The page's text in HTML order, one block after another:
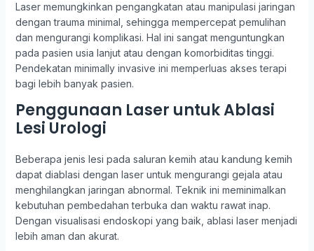
Laser memungkinkan pengangkatan atau manipulasi jaringan
dengan trauma minimal, sehingga mempercepat pemulihan
dan mengurangi komplikasi. Hal ini sangat menguntungkan
pada pasien usia lanjut atau dengan komorbiditas tinggi.
Pendekatan minimally invasive ini memperluas akses terapi
bagi lebih banyak pasien.
Penggunaan Laser untuk Ablasi
Lesi Urologi
Beberapa jenis lesi pada saluran kemih atau kandung kemih
dapat diablasi dengan laser untuk mengurangi gejala atau
menghilangkan jaringan abnormal. Teknik ini meminimalkan
kebutuhan pembedahan terbuka dan waktu rawat inap.
Dengan visualisasi endoskopi yang baik, ablasi laser menjadi
lebih aman dan akurat.